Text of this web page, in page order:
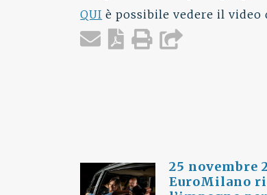
QUI è possibile vedere il video
25 novembre
EuroMilano